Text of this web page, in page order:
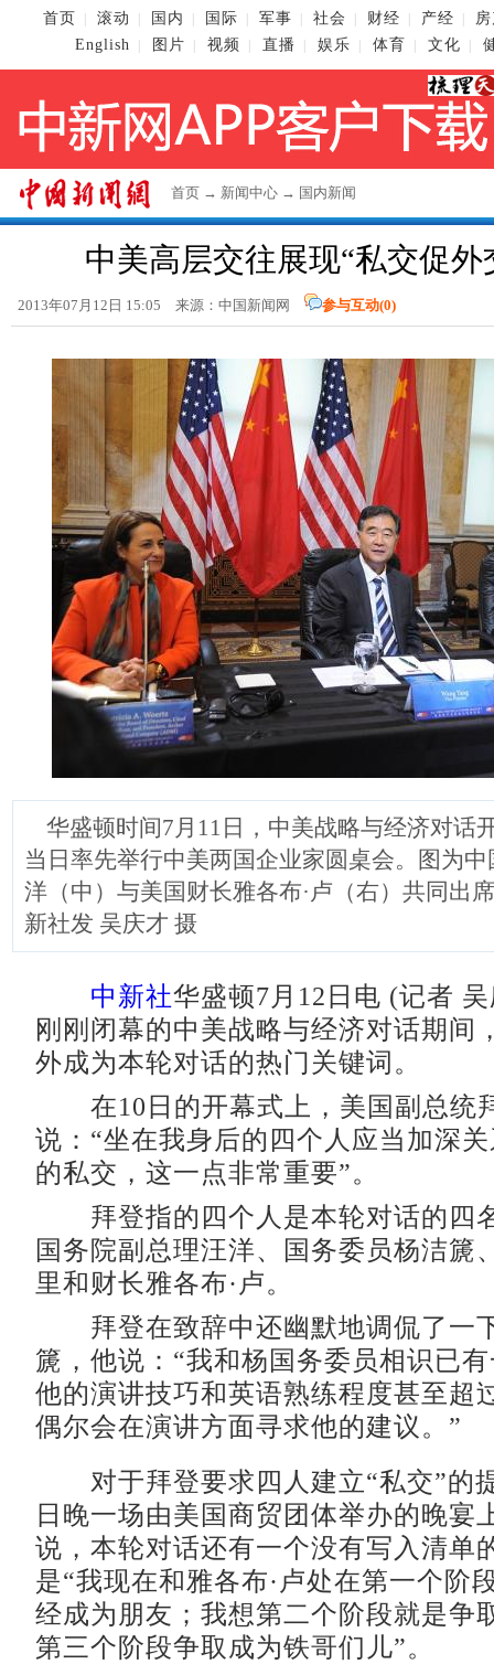
首页 滚动 国内 国际 军事 社会 财经 产经
English
图片 视频 直播 娱乐 体育 文化
首页 → 新闻中心 → 国内新闻
中美高层交往展现“私交促外
2013年07月12日 15:05 来源： 中国新闻网 参与互动(0)
华盛顿时间7月11日，中美战略与经济对话
当日率先举行中美两国企业家圆桌会。图为
洋（中）与美国财长雅各布·卢（右）共同出
新社发 吴庆才 摄
中新社华盛顿7月12日电 (记者
刚刚闭幕的中美战略与经济对话期间
外成为本轮对话的热门关键词。
在10日的开幕式上，美国副总统
说：“坐在我身后的四个人应当加深
的私交，这一点非常重要”。
拜登指的四个人是本轮对话的四
国务院副总理汪洋、国务委员杨洁篪
里和财长雅各布·卢。
拜登在致辞中还幽默地调侃了一
篪，他说：“我和杨国务委员相识已
他的演讲技巧和英语熟练程度甚至超
偶尔会在演讲方面寻求他的建议。”
对于拜登要求四人建立“私交”的
日晚一场由美国商贸团体举办的晚宴
说，本轮对话还有一个没有写入清单
是“我现在和雅各布·卢处在第一个阶
经成为朋友；我想第二个阶段就是争
第三个阶段争取成为铁哥们儿”。